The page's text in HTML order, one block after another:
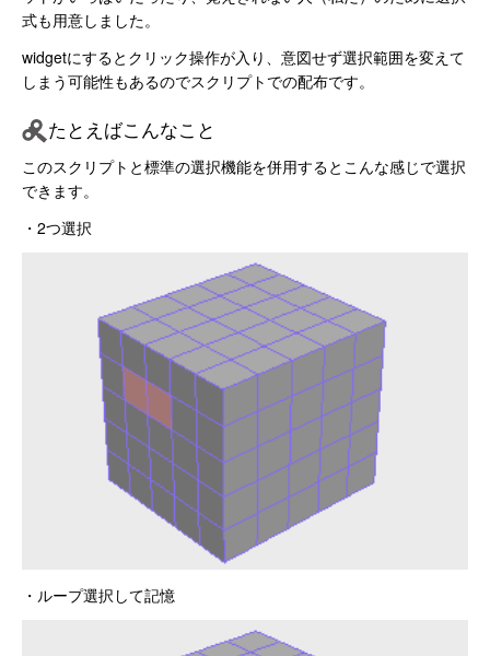
式も用意しました。
widgetにするとクリック操作が入り、意図せず選択範囲を変えて
しまう可能性もあるのでスクリプトでの配布です。
たとえばこんなこと
このスクリプトと標準の選択機能を併用するとこんな感じで選択
できます。
・2つ選択
・ループ選択して記憶